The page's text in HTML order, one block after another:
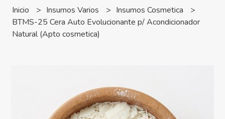
Inicio Insumos Varios
Insumos Cosmetica
BTMS-25 Cera Auto Evolucionante p/ Acondicionador
Natural (Apto cosmetica)